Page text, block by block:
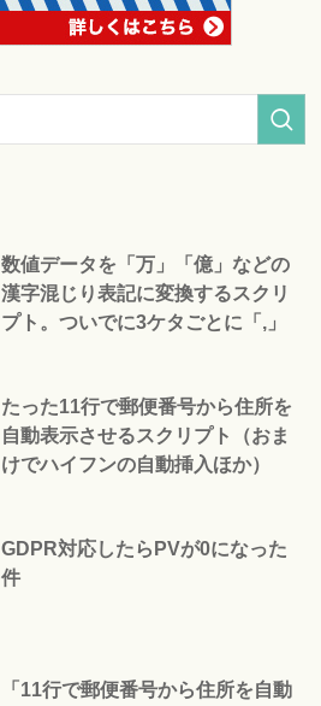
数値データを「万」「億」などの
漢字混じり表記に変換するスクリ
プト。ついでに3ケタごとに「,」
たった11行で郵便番号から住所を
自動表示させるスクリプト（おま
けでハイフンの自動挿入ほか）
GDPR対応したらPVが0になった
件
「11行で郵便番号から住所を自動